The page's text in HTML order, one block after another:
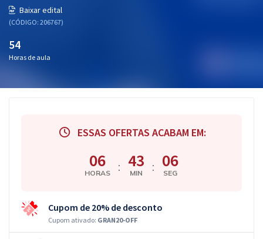
Baixar edital
(CÓDIGO: 206767)
54
Horas de aula
ESSAS OFERTAS ACABAM EM:
06
HORAS : 43
MIN : 05
SEG
Cupom de 20% de desconto
Cupom ativado: GRAN20-OFF